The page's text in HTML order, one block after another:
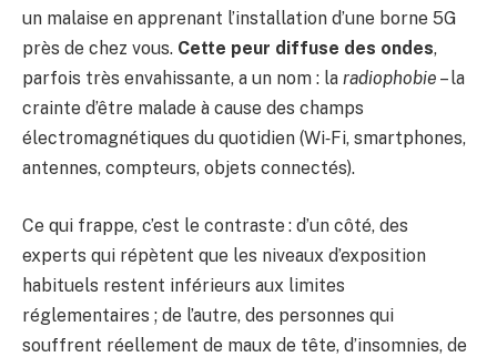
un malaise en apprenant l’installation d’une borne 5G
près de chez vous. Cette peur diffuse des ondes,
parfois très envahissante, a un nom : la radiophobie – la
crainte d’être malade à cause des champs
électromagnétiques du quotidien (Wi‑Fi, smartphones,
antennes, compteurs, objets connectés).
Ce qui frappe, c’est le contraste : d’un côté, des
experts qui répètent que les niveaux d’exposition
habituels restent inférieurs aux limites
réglementaires ; de l’autre, des personnes qui
souffrent réellement de maux de tête, d’insomnies, de